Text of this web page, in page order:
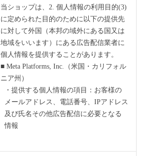
当ショップは、2. 個人情報の利用目的(3)
に定められた目的のために以下の提供先
に対して外国（本邦の域外にある国又は
地域をいいます）にある広告配信業者に
個人情報を提供することがあります。
■ Meta Platforms, Inc.（米国・カリフォル
ニア州）
・提供する個人情報の項目：お客様の
メールアドレス、電話番号、IPアドレス
及び氏名その他広告配信に必要となる
情報